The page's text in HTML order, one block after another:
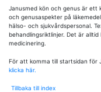
Janusmed kön och genus är ett
och genusaspekter på
hälso- och sjukvårdspersonal.
behandlingsriktlinjer. Det är
medicinering.
För att komma till startsidan för
klicka här.
Tillbaka till index